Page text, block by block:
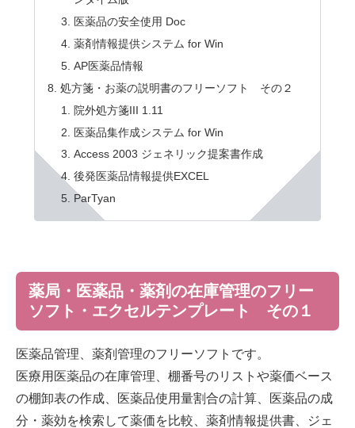
医薬品の安全使用 Doc
薬剤情報提供システム for Win
AP医薬品情報
処方箋・お薬の説明書のフリーソフト その２
院外処方箋III 1.11
医薬品集作成システム for Win
Access 2003 ジェネリック提案書作成
後発医薬品情報提供EXCEL
ParTyan
薬局・医薬品・薬剤の在庫管理のフリー
ソフト・エクセルテンプレート その１
医薬品管理、薬剤管理のフリーソフトです。
医療用医薬品の在庫管理、棚番号のリストや薬価ベース
の棚卸表の作成、医薬品使用量割合の計算、医薬品の成
分・薬効を検索して薬価を比較、薬剤情報提供書、ジェ